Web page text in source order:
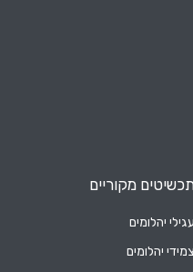
מקוריים
עגילי יהלומים
צמידי יהלומים